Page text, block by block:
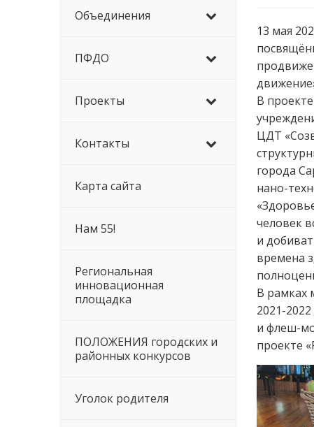
Объединения
ПФДО
Проекты
Контакты
Карта сайта
Нам 55!
Региональная
инновационная
площадка
ПОЛОЖЕНИЯ городских и
районных конкурсов
Уголок родителя
13 мая
В
ЦДТ
города
нано-
человек
и
времена
В рамках
2021-
и флеш-
проекте